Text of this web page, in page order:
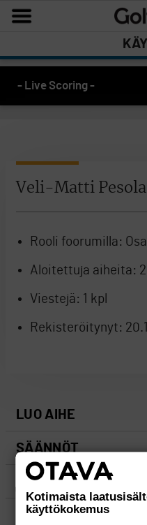
- Live Scoring -
Veli-Matti Pesola
Rooli foorumilla:
Aloitettuja aiheita:
Viestejä: 1 kpl
Rekisteröitynyt:
LUO AIHE
SÄÄNNÖT
OHJEET
UUSIMMAT
Kotimaista
käyttökokemus